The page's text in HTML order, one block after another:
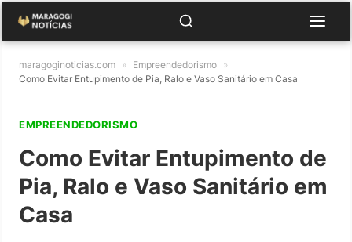
maragoginoticias.com » Empreendedorismo »
Como Evitar Entupimento de Pia, Ralo e Vaso Sanitário em Casa
EMPREENDEDORISMO
Como Evitar Entupimento de
Pia, Ralo e Vaso Sanitário em
Casa